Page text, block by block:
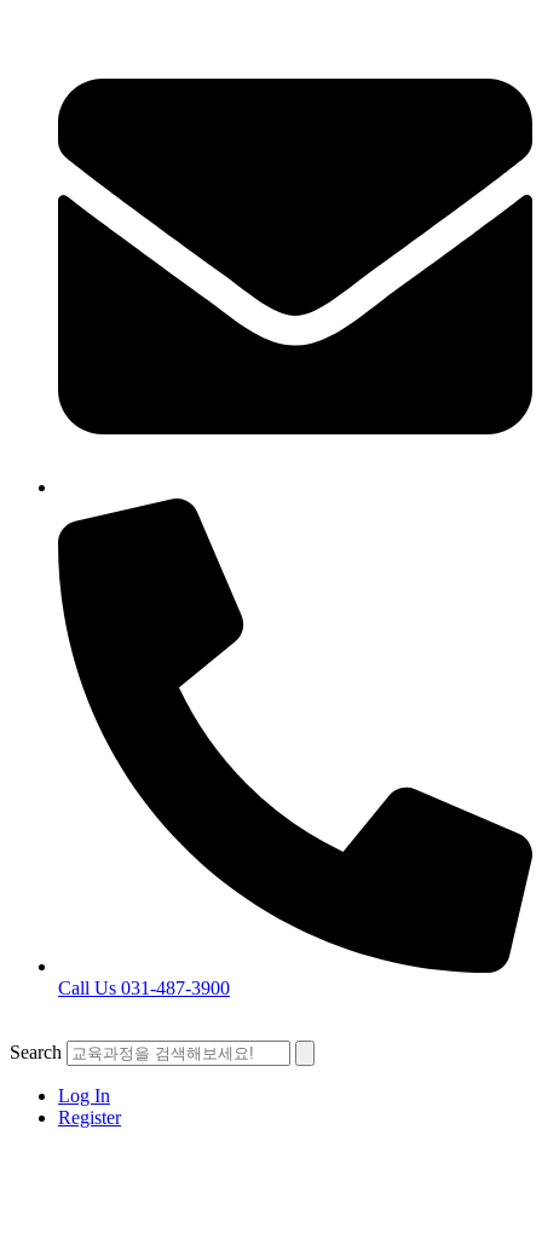
Call Us 031-487-3900
Search
Log In
Register